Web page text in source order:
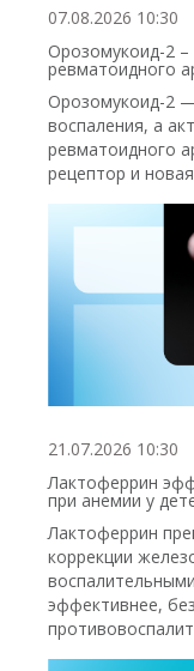
07.08.2026 10:30
Орозомукоид-2 –
ревматоидного
Орозомукоид-2
воспаления, а
ревматоидного
рецептор и
21.07.2026 10:30
Лактоферрин
при анемии у
Лактоферрин
коррекции
эффективнее,